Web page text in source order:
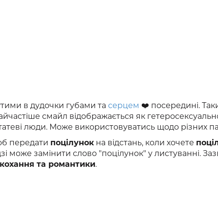
в дудочки губами та серцем ❤️ посередині.
смайл відображається як
люди. Може використовуватись щодо різних
передати поцілунок на відстань, коли хочете
може замінити слово "поцілунок" у листуванні.
кохання та романтики.